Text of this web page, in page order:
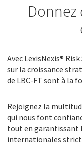
Avec LexisNexis®
sur la croissance
de LBC-FT sont à la
Rejoignez la
qui nous font
tout en garantissant
internationales